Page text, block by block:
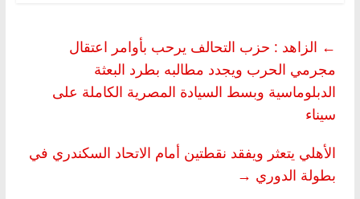
← الزاهد : حزب التحالف يرحب بأوامر اعتقال
مجرمي الحرب ويجدد مطالبه بطرد البعثة
الدبلوماسية وبسط السيادة المصرية الكاملة على
سيناء
الأهلي يتعثر ويفقد نقطتين أمام الاتحاد السكندري في
بطولة الدوري →